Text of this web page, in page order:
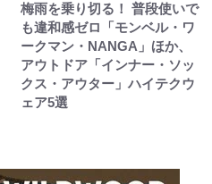
梅雨を乗り切る！ 普段使いで
も違和感ゼロ「モンベル・ワ
ークマン・NANGA」ほか、
アウトドア「インナー・ソッ
クス・アウター」ハイテクウ
ェア5選